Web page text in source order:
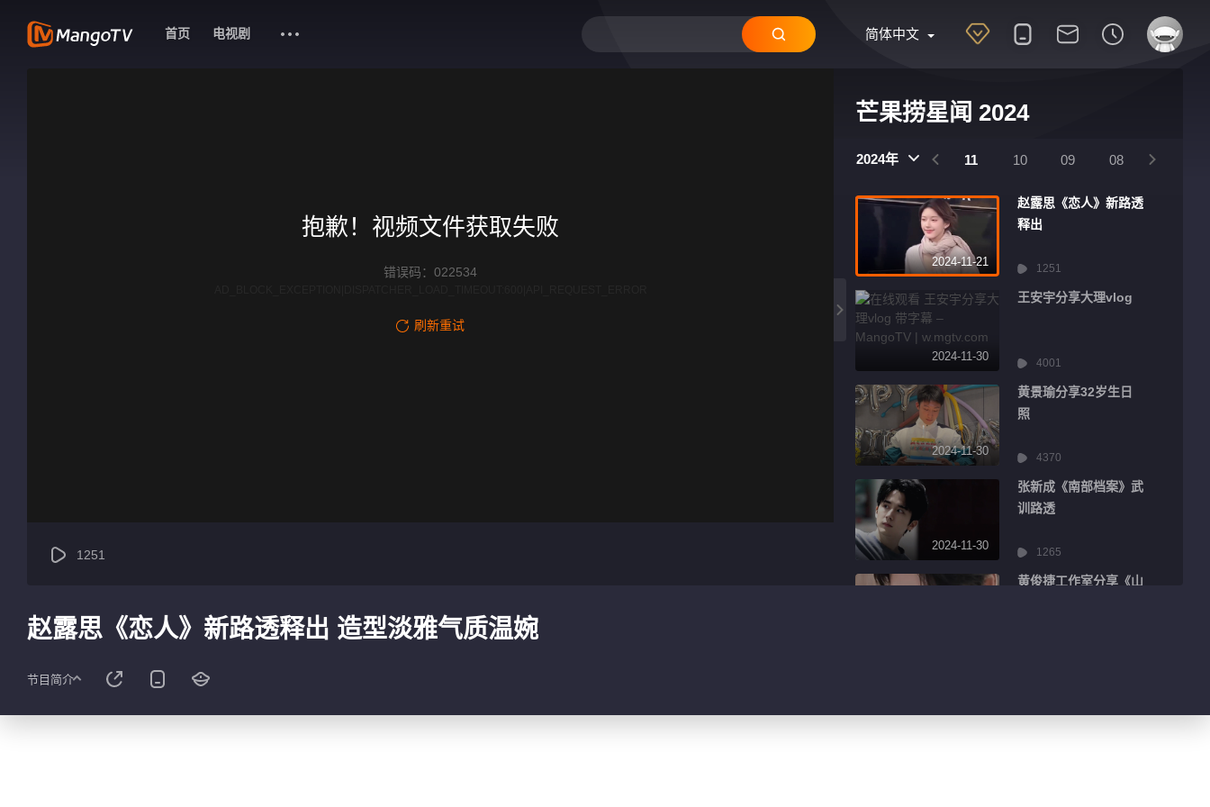
简体中文
首页 电视剧
芒果捞星闻 2024
2024年
01 12 11 10 09 08
2024-11-21
赵露思《恋人》新路透
释出
1251
2024-11-30
王安宇分享大理vlog
4001
2024-11-30
黄景瑜分享32岁生日
照
4370
2024-11-30
张新成《南部档案》武
训路透
1265
黄俊捷工作室分享《山
抱歉！视频文件获取失败
错误码：022534
刷新重试
1251
赵露思《恋人》新路透释出 造型淡雅气质温婉
节目简介